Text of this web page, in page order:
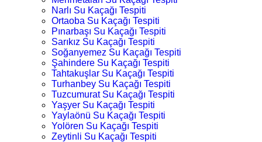
Narlı Su Kaçağı Tespiti
Ortaoba Su Kaçağı Tespiti
Pınarbaşı Su Kaçağı Tespiti
Sarıkız Su Kaçağı Tespiti
Soğanyemez Su Kaçağı Tespiti
Şahindere Su Kaçağı Tespiti
Tahtakuşlar Su Kaçağı Tespiti
Turhanbey Su Kaçağı Tespiti
Tuzcumurat Su Kaçağı Tespiti
Yaşyer Su Kaçağı Tespiti
Yaylaönü Su Kaçağı Tespiti
Yolören Su Kaçağı Tespiti
Zeytinli Su Kaçağı Tespiti